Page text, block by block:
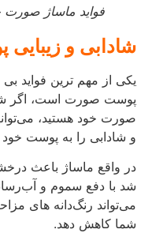
فواید ماساژ صورت
شادابی و زیبایی
یکی از مهم‌ ترین فواید بی‌
پوست صورت است، اگر شما
صورت خود هستید، می‌توانید
و شادابی را به پوست خود
در واقع ماساژ باعث
شد با دفع سموم و
می‌تواند رنگ‌دانه های
شما کاهش دهد.